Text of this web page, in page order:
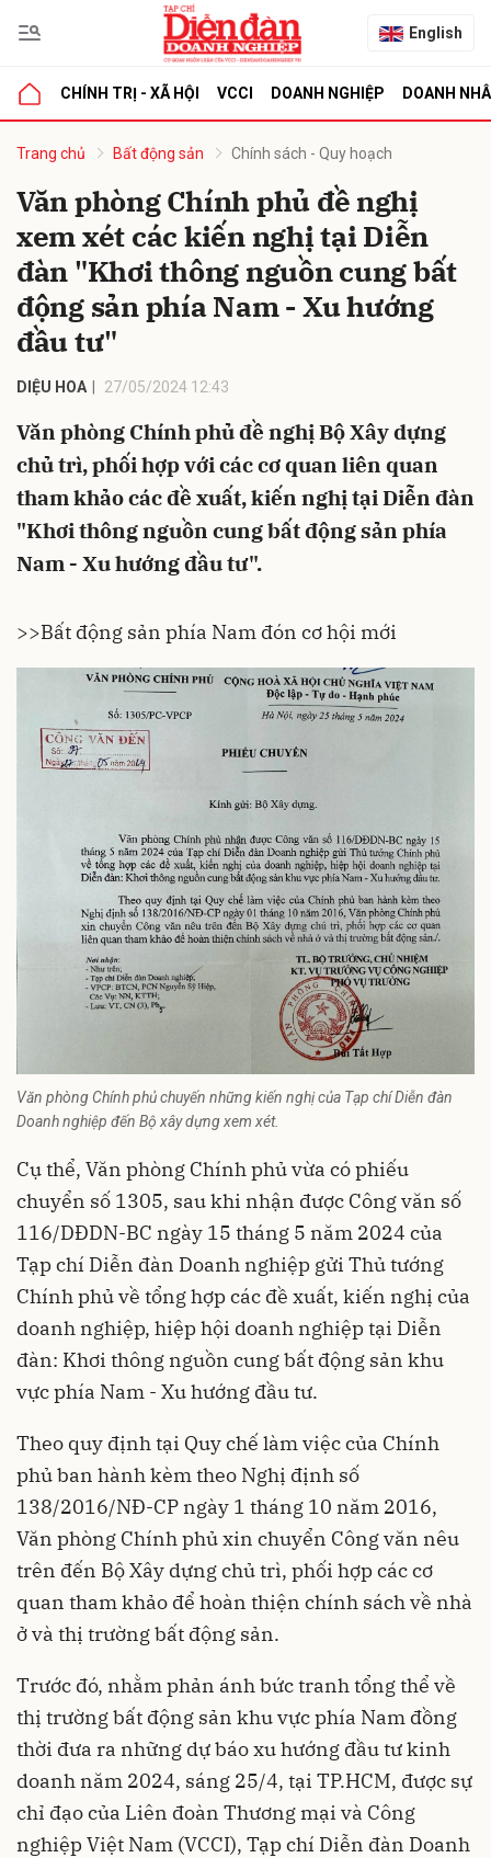
English
CHÍNH TRỊ - XÃ HỘI VCCI DOANH NGHIỆP DOANH
Trang chủ Bất động sản Chính sách - Quy hoạch
Văn phòng Chính phủ đề nghị
xem xét các kiến nghị tại Diễn
đàn "Khơi thông nguồn cung bất
động sản phía Nam - Xu hướng
đầu tư"
DIỆU HOA 27/05/2024 12:43
Văn phòng Chính phủ đề nghị Bộ Xây dựng
chủ trì, phối hợp với các cơ quan liên quan
tham khảo các đề xuất, kiến nghị tại Diễn đàn
"Khơi thông nguồn cung bất động sản phía
Nam - Xu hướng đầu tư".
>>Bất động sản phía Nam đón cơ hội mới
Văn phòng Chính phủ chuyến những kiến nghị của Tạp chí Diễn đàn
Doanh nghiệp đến Bộ xây dựng xem xét.
Cụ thể, Văn phòng Chính phủ vừa có phiếu
chuyển số 1305, sau khi nhận được Công văn số
116/DĐDN-BC ngày 15 tháng 5 năm 2024 của
Tạp chí Diễn đàn Doanh nghiệp gửi Thủ tướng
Chính phủ về tổng hợp các đề xuất, kiến nghị của
doanh nghiệp, hiệp hội doanh nghiệp tại Diễn
đàn: Khơi thông nguồn cung bất động sản khu
vực phía Nam - Xu hướng đầu tư.
Theo quy định tại Quy chế làm việc của Chính
phủ ban hành kèm theo Nghị định số
138/2016/NĐ-CP ngày 1 tháng 10 năm 2016,
Văn phòng Chính phủ xin chuyển Công văn nêu
trên đến Bộ Xây dựng chủ trì, phối hợp các cơ
quan tham khảo để hoàn thiện chính sách về nhà
ở và thị trường bất động sản.
Trước đó, nhằm phản ánh bức tranh tổng thể về
thị trường bất động sản khu vực phía Nam đồng
thời đưa ra những dự báo xu hướng đầu tư kinh
doanh năm 2024, sáng 25/4, tại TP.HCM, được sự
chỉ đạo của Liên đoàn Thương mại và Công
nghiệp Việt Nam (VCCI), Tạp chí Diễn đàn Doanh
luận